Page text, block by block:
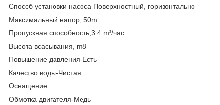
Способ установки насоса Поверхностный, горизонтально
Максимальный напор, 50m
Пропускная способность,3.4 m³/час
Высота всасывания, m8
Повышение давления-Есть
Качество воды-Чистая
Оснащение
Обмотка двигателя-Медь